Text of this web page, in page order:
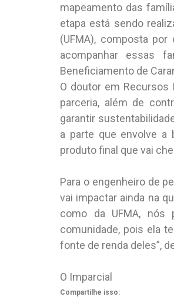
mapeamento das
etapa está sendo
(UFMA), composta
acompanhar essas
Beneficiamento de
O doutor em Recursos
parceria, além de
garantir
a parte que envolve a
produto final que vai
Para o engenheiro de
vai impactar ainda na
como da UFMA, nós
comunidade, pois ela
fonte de renda deles”,
O Imparcial
Compartilhe isso: